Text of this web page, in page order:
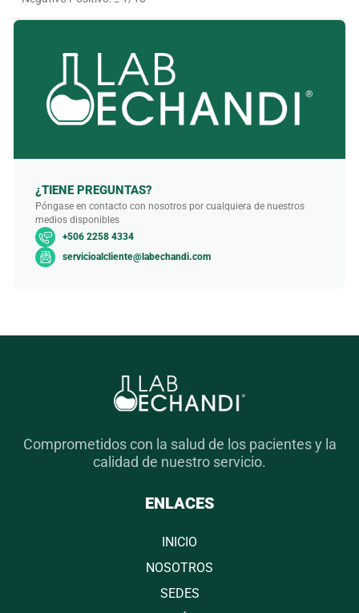
¿TIENE PREGUNTAS?
Póngase en contacto con nosotros por cualquiera de nuestros
medios disponibles
+506 2258 4334
servicioalcliente@labechandi.com
Comprometidos con la salud de los pacientes y la
calidad de nuestro servicio.
ENLACES
INICIO
NOSOTROS
SEDES